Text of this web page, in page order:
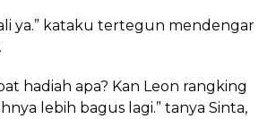
ya.” kataku tertegun mendengar
hadiah apa? Kan Leon rangking
lebih bagus lagi.” tanya Sinta,